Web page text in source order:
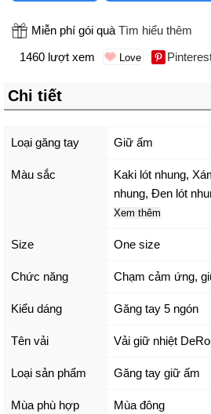
Miễn phí gói quà Tìm hiểu thêm
1460 lượt xem
Chi tiết
Loại găng tay Giữ ấm
Màu sắc Kaki lót nhung,
nhung, Đen lót
Xem thêm
Size One size
Chức năng Chạm cảm ứng,
Kiểu dáng Găng tay 5 ngón
Tên vải Vải giữ nhiệt
Loại sản phẩm Găng tay giữ ấm
Mùa phù hợp Mùa đông